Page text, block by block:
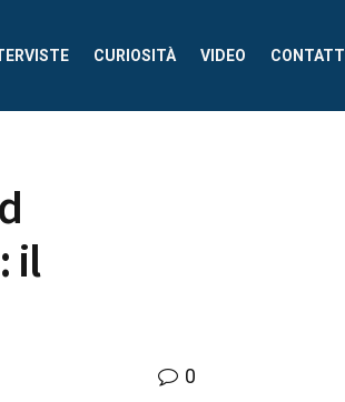
CURIOSITÀ VIDEO CONTATTI
il
0